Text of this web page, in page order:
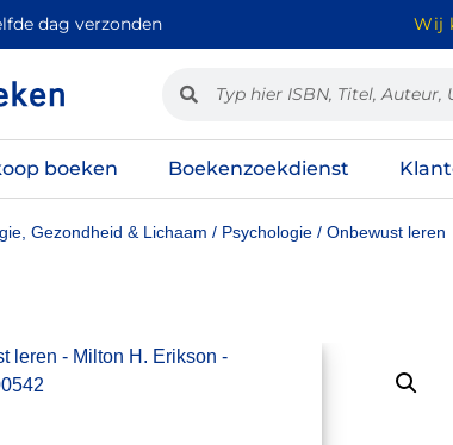
dag verzonden Wij
boeken Boekenzoekdienst
Gezondheid & Lichaam / Psychologie / Onbewust leren